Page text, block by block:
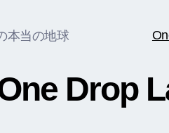
本当の地球
Drop